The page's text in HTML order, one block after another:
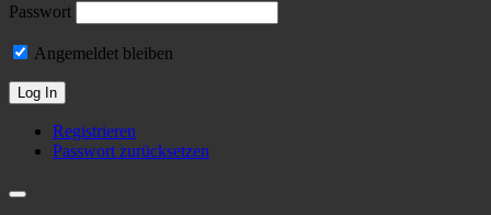
Passwort
Angemeldet bleiben
Registrieren
Passwort zurücksetzen